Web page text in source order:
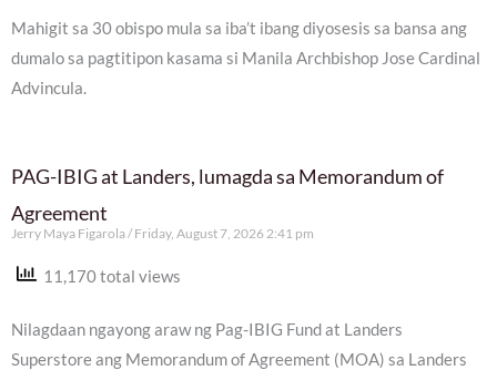
Mahigit sa 30 obispo mula sa iba’t ibang diyosesis sa bansa ang
dumalo sa pagtitipon kasama si Manila Archbishop Jose Cardinal
Advincula.
PAG-IBIG at Landers, lumagda sa Memorandum of
Agreement
Jerry Maya Figarola Friday, August 7, 2026 2:41 pm
11,170 total views
Nilagdaan ngayong araw ng Pag-IBIG Fund at Landers
Superstore ang Memorandum of Agreement (MOA) sa Landers